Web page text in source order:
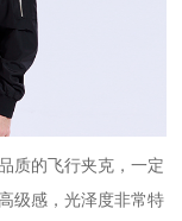
质的飞行夹克，一定
级感，光泽度非常特